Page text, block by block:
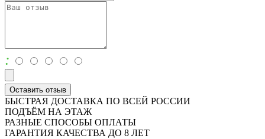
:
Оставить отзыв
БЫСТРАЯ ДОСТАВКА ПО ВСЕЙ РОССИИ
ПОДЪЁМ НА ЭТАЖ
РАЗНЫЕ СПОСОБЫ ОПЛАТЫ
ГАРАНТИЯ КАЧЕСТВА ДО 8 ЛЕТ